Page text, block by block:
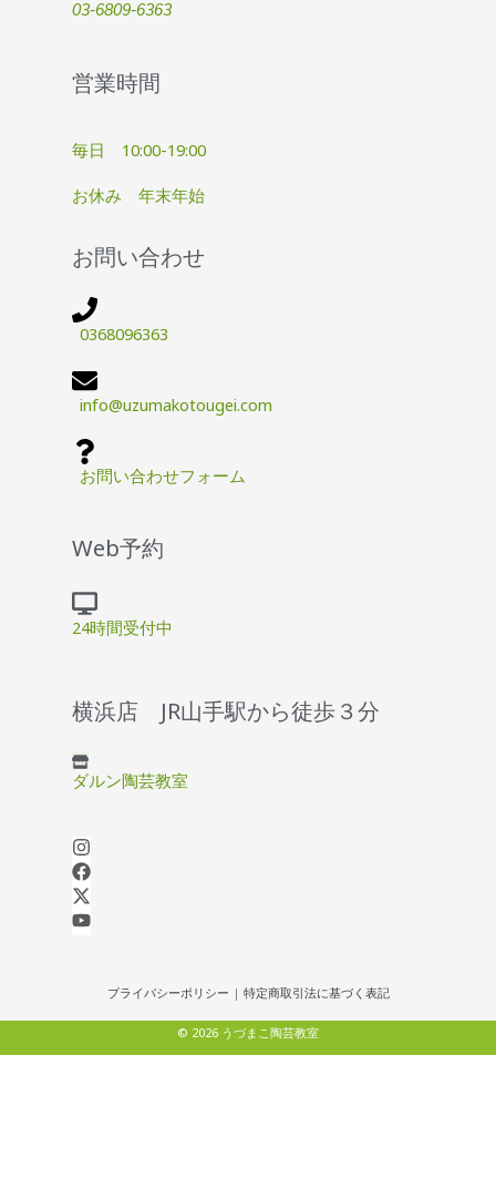
03-6809-6363
営業時間
毎日 10:00-19:00
お休み 年末年始
お問い合わせ
0368096363
info@uzumakotougei.com
お問い合わせフォーム
Web予約
24時間受付中
横浜店 JR山手駅から徒歩３分
ダルン陶芸教室
プライバシーポリシー | 特定商取引法に基づく表記
© 2026 うづまこ陶芸教室